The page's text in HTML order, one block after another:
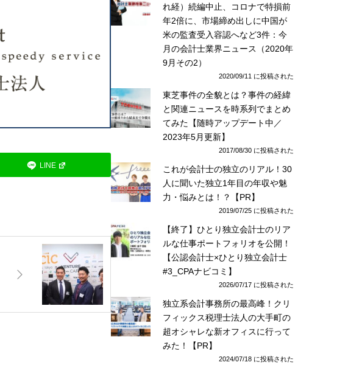
LINE
れ経）続編中止、コロナで特損前
年2倍に、市場締め出しに中国が
米の監査受入容認へなど3件：今
月の会計士業界ニュース（2020年
9月その2）
2020/09/11 に投稿された
東芝事件の全貌とは？事件の経緯
と関連ニュースを時系列でまとめ
てみた【随時アップデート中／
2023年5月更新】
2017/08/30 に投稿された
これが会計士の独立のリアル！30
人に聞いた独立1年目の年収や魅
力・悩みとは！？【PR】
2019/07/25 に投稿された
【終了】ひとり独立会計士のリア
ルな仕事ポートフォリオを公開！
【公認会計士×ひとり独立会計士
#3_CPAナビコミ】
2026/07/17 に投稿された
独立系会計事務所の最高峰！クリ
フィックス税理士法人の大手町の
超オシャレな新オフィスに行って
みた！【PR】
2024/07/18 に投稿された